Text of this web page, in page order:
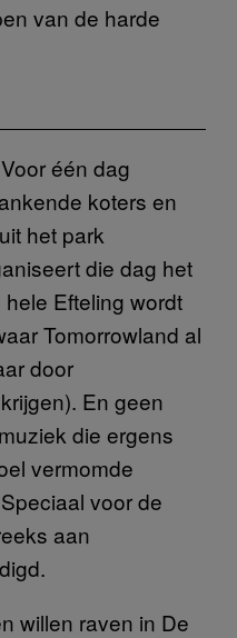
van de harde
één dag
koters en
het park
die dag het
Efteling wordt
Tomorrowland al
door
En geen
die ergens
vermomde
voor de
aan
willen raven in De